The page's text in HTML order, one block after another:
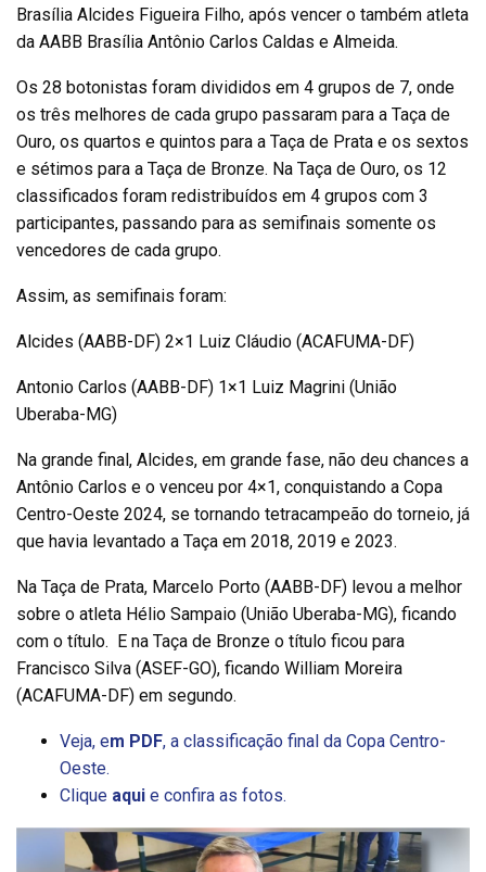
Brasília Alcides Figueira Filho, após vencer o também atleta
da AABB Brasília Antônio Carlos Caldas e Almeida.
Os 28 botonistas foram divididos em 4 grupos de 7, onde
os três melhores de cada grupo passaram para a Taça de
Ouro, os quartos e quintos para a Taça de Prata e os sextos
e sétimos para a Taça de Bronze. Na Taça de Ouro, os 12
classificados foram redistribuídos em 4 grupos com 3
participantes, passando para as semifinais somente os
vencedores de cada grupo.
Assim, as semifinais foram:
Alcides (AABB-DF) 2×1 Luiz Cláudio (ACAFUMA-DF)
Antonio Carlos (AABB-DF) 1×1 Luiz Magrini (União
Uberaba-MG)
Na grande final, Alcides, em grande fase, não deu chances a
Antônio Carlos e o venceu por 4×1, conquistando a Copa
Centro-Oeste 2024, se tornando tetracampeão do torneio, já
que havia levantado a Taça em 2018, 2019 e 2023.
Na Taça de Prata, Marcelo Porto (AABB-DF) levou a melhor
sobre o atleta Hélio Sampaio (União Uberaba-MG), ficando
com o título. E na Taça de Bronze o título ficou para
Francisco Silva (ASEF-GO), ficando William Moreira
(ACAFUMA-DF) em segundo.
Veja, em PDF, a classificação final da Copa Centro-
Oeste.
Clique aqui e confira as fotos.